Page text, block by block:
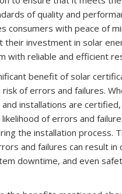
of quality and
consumers with peace of
their investment in solar
with reliable and efficient
benefit of solar
of errors and failures.
and installations are
of errors and
the installation process.
and failures can result in
downtime, and even